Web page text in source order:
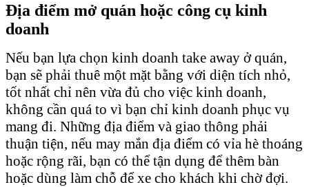
Địa điểm mở quán hoặc công cụ kinh
doanh
Nếu bạn lựa chọn kinh doanh take away ở quán,
bạn sẽ phải thuê một mặt bằng với diện tích nhỏ,
tốt nhất chỉ nên vừa đủ cho việc kinh doanh,
không cần quá to vì bạn chỉ kinh doanh phục vụ
mang đi. Những địa điểm và giao thông phải
thuận tiện, nếu may mắn địa điểm có vỉa hè thoáng
hoặc rộng rãi, bạn có thể tận dụng để thêm bàn
hoặc dùng làm chỗ để xe cho khách khi chờ đợi.